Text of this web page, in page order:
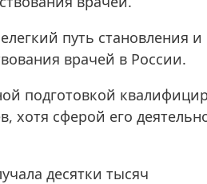
путь становления и
врачей в России.
подготовкой
хотя сферой его
десятки тысяч